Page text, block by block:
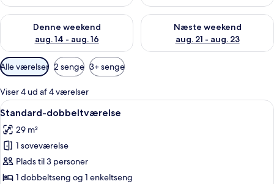
Denne weekend
aug. 14 - aug. 16
Tjek tilgængelighed for denne weekend aug. 14 - aug. 16
Næste weekend
aug. 21 - aug. 23
Tjek tilgængelighed for næste
Tilgængelige
filtre
for
værelser
Alle værelser 2 senge 3+ senge
Viser 4 ud af 4 værelser
Indlæs
alle
billeder
af
Standard-
dobbeltværelse
Et hotelværelse med to senge, et
8
Standard-dobbeltværelse
29 m²
1 soveværelse
Plads til 3 personer
1 dobbeltseng og 1 enkeltseng